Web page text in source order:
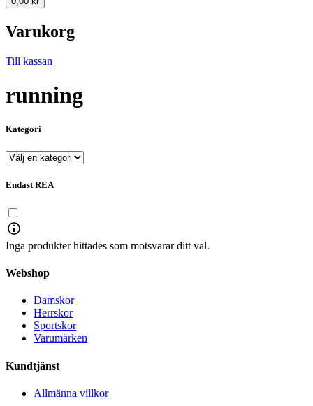
Varukorg
Till kassan
running
Kategori
Endast REA
Inga produkter hittades som motsvarar ditt val.
Webshop
Damskor
Herrskor
Sportskor
Varumärken
Kundtjänst
Allmänna villkor